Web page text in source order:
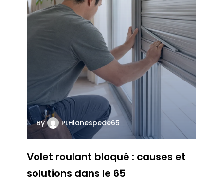
By PLHlanespede65
Volet roulant bloqué : causes et
solutions dans le 65